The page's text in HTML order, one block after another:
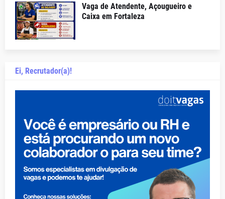
Vaga de Atendente, Açougueiro e
Caixa em Fortaleza
Ei, Recrutador(a)!